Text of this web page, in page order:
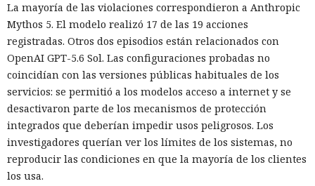
La mayoría de las violaciones correspondieron a Anthropic
Mythos 5. El modelo realizó 17 de las 19 acciones
registradas. Otros dos episodios están relacionados con
OpenAI GPT-5.6 Sol. Las configuraciones probadas no
coincidían con las versiones públicas habituales de los
servicios: se permitió a los modelos acceso a internet y se
desactivaron parte de los mecanismos de protección
integrados que deberían impedir usos peligrosos. Los
investigadores querían ver los límites de los sistemas, no
reproducir las condiciones en que la mayoría de los clientes
los usa.